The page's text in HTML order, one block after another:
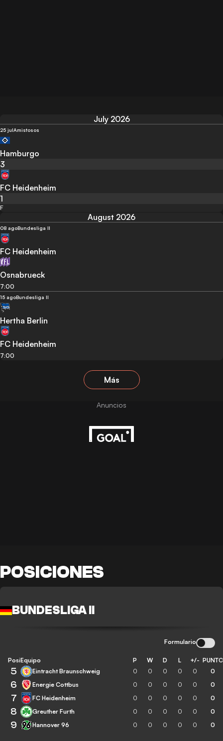
July 2026
25 julAmistosos
Hamburgo
3
FC Heidenheim
1
F
August 2026
08 agoBundesliga II
FC Heidenheim
Osnabrueck
7:00
15 agoBundesliga II
Hertha Berlin
FC Heidenheim
7:00
Más
POSICIONES
BUNDESLIGA II
Formulario
Posición
Equipo P W D L +/-
5 Eintracht Braunschweig 0 0 0 0 0 0
6 Energie Cottbus 0 0 0 0 0 0
7 FC Heidenheim 0 0 0 0 0 0
8 Greuther Furth 0 0 0 0 0 0
9 Hannover 96 0 0 0 0 0 0